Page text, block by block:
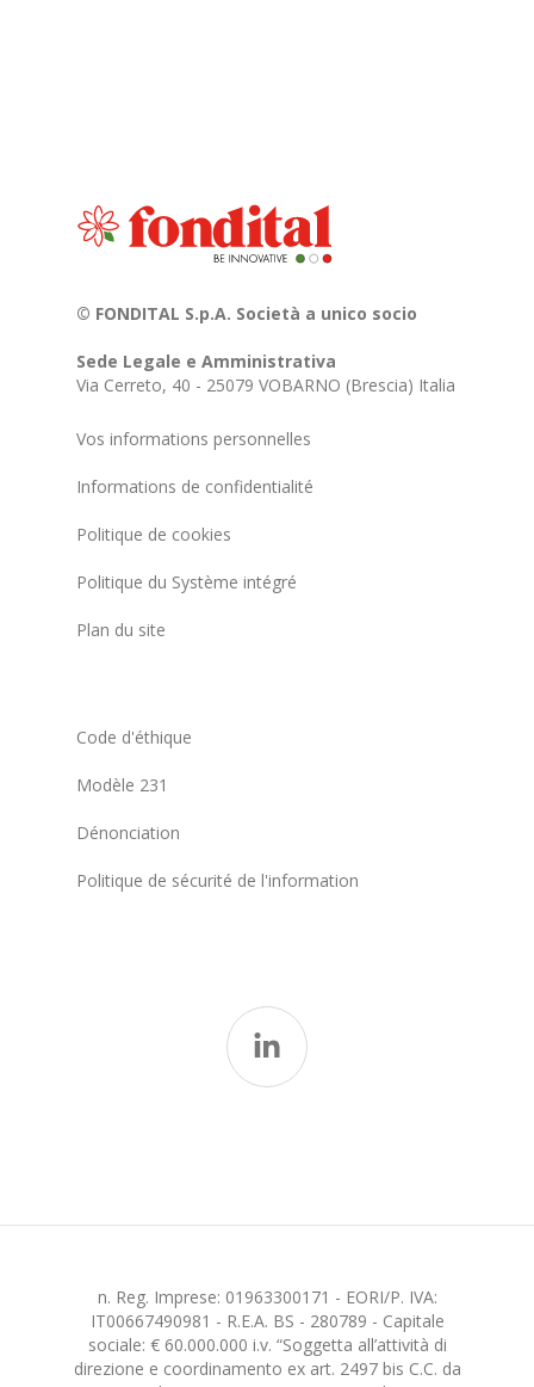
© FONDITAL S.p.A. Società a unico socio
Sede Legale e Amministrativa
Via Cerreto, 40 - 25079 VOBARNO (Brescia) Italia
Vos informations personnelles
Informations de confidentialité
Politique de cookies
Politique du Système intégré
Plan du site
Code d'éthique
Modèle 231
Dénonciation
Politique de sécurité de l'information
n. Reg. Imprese: 01963300171 - EORI/P. IVA:
IT00667490981 - R.E.A. BS - 280789 - Capitale
sociale: € 60.000.000 i.v. “Soggetta all’attività di
direzione e coordinamento ex art. 2497 bis C.C. da